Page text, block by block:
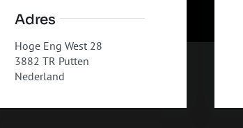
Adres
Hoge Eng West 28
3882 TR Putten
Nederland